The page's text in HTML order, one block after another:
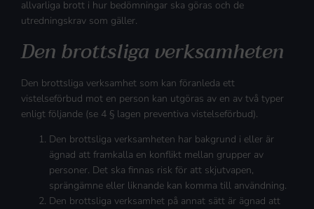
allvarliga brott i hur bedömningar ska göras och de
utredningskrav som gäller.
Den brottsliga verksamheten
Den brottsliga verksamhet som kan föranleda ett
vistelseförbud mot en person kan utgöras av en av två typer
enligt följande (se 4 § lagen preventiva vistelseförbud).
Den brottsliga verksamheten har bakgrund i eller är
ägnad att framkalla en konflikt mellan grupper av
personer. Det ska finnas risk för att skjutvapen,
sprängämne eller liknande kan komma till användning.
Den brottsliga verksamhet på annat sätt är ägnad att